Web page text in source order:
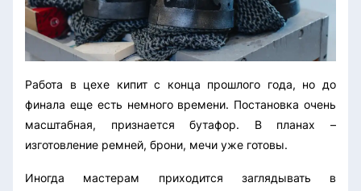
Работа в цехе кипит с конца прошлого года, но до
финала еще есть немного времени. Постановка очень
масштабная, признается бутафор. В планах –
изготовление ремней, брони, мечи уже готовы.
Иногда мастерам приходится заглядывать в